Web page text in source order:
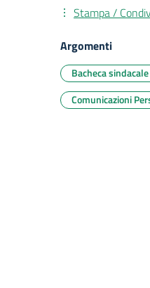
Stampa /
Argomenti
Bacheca sindacale
Comunicazioni